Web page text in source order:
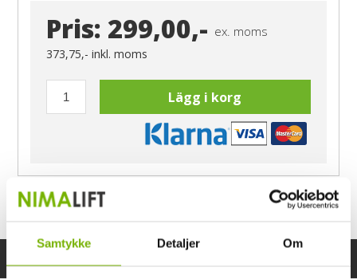
Samtykke Detaljer Om
Pris: 299,00,- ex. moms
373,75,-inkl. moms
Lägg i korg
Specifikationer